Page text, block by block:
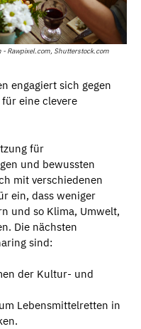
- Rawpixel.com, Shutterstock.com
engagiert sich gegen
eine clevere
für
und bewussten
mit verschiedenen
ein, dass weniger
und so Klima, Umwelt,
Die nächsten
sind:
der Kultur- und
Lebensmittelretten in